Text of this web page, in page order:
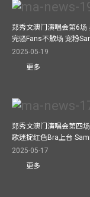
郑秀文澳门演唱会第6场
完骚Fans不散场 宠粉
2025-05-19
更多
郑秀文澳门演唱会第四
歌迷掟红色Bra上台
2025-05-17
更多